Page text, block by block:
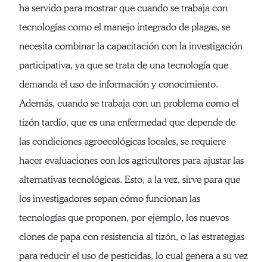
ha servido para mostrar que cuando se trabaja con
tecnologías como el manejo integrado de plagas, se
necesita combinar la capacitación con la investigación
participativa, ya que se trata de una tecnología que
demanda el uso de información y conocimiento.
Además, cuando se trabaja con un problema como el
tizón tardío, que es una enfermedad que depende de
las condiciones agroecológicas locales, se requiere
hacer evaluaciones con los agricultores para ajustar las
alternativas tecnológicas. Esto, a la vez, sirve para que
los investigadores sepan cómo funcionan las
tecnologías que proponen, por ejemplo, los nuevos
clones de papa con resistencia al tizón, o las estrategias
para reducir el uso de pesticidas, lo cual genera a su vez